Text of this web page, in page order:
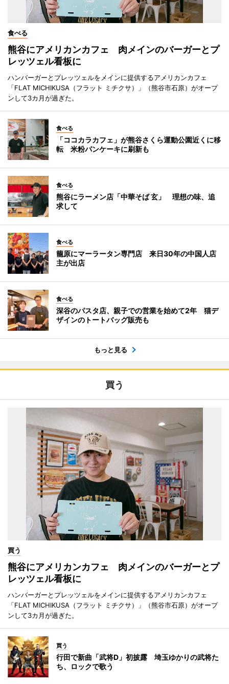
食べる
熊谷にアメリカンカフェ 肉メインのバーガーとプ
レッツェル看板に
ハンバーガーとプレッツェルをメインに提供するアメリカンカフェ
「FLAT MICHIKUSA（フラット ミチクサ）」（熊谷市石原）がオープ
ンして3カ月が過ぎた。
食べる
「ココカラカフェ」が熊谷さくら運動公園近くに移
転 米粉パンケーキに刷新も
食べる
熊谷にラーメン店「中華そば 玄」 理想の味、追
求して
食べる
籠原にマーラータン専門店 来日30年の中国人店
主が出店
食べる
深谷のパスタ店、親子での営業を始めて2年 猫デ
ザインのトートバッグ販売も
もっと見る
買う
買う
熊谷にアメリカンカフェ 肉メインのバーガーとプ
レッツェル看板に
ハンバーガーとプレッツェルをメインに提供するアメリカンカフェ
「FLAT MICHIKUSA（フラット ミチクサ）」（熊谷市石原）がオープ
ンして3カ月が過ぎた。
買う
行田で新曲「武将D」初披露 埼玉ゆかりの武将た
ち、ロックで歌う